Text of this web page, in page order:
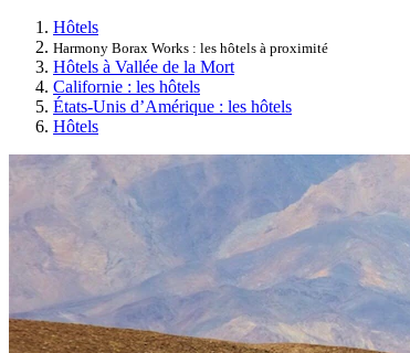
Hôtels
Harmony Borax Works : les hôtels à proximité
Hôtels à Vallée de la Mort
Californie : les hôtels
États-Unis d’Amérique : les hôtels
Hôtels